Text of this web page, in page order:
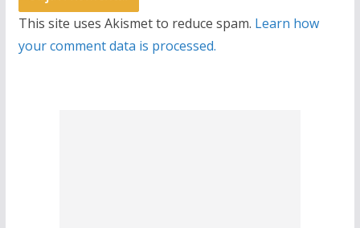
This site uses Akismet to reduce spam. Learn how
your comment data is processed.